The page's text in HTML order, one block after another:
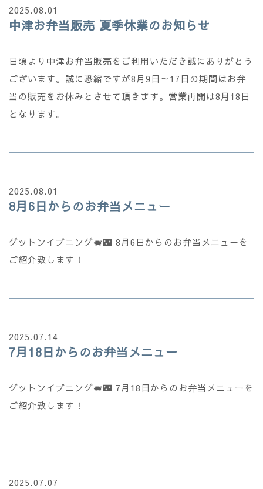
2025.08.01
中津お弁当販売 夏季休業のお知らせ
日頃より中津お弁当販売をご利用いただき誠にありがとう
ございます。誠に恐縮ですが8月9日～17日の期間はお弁
当の販売をお休みとさせて頂きます。営業再開は8月18日
となります。
2025.08.01
8月6日からのお弁当メニュー
グットンイブニング🐖🌃 8月6日からのお弁当メニューを
ご紹介致します！
2025.07.14
7月18日からのお弁当メニュー
グットンイブニング🐖🌃 7月18日からのお弁当メニューを
ご紹介致します！
2025.07.07